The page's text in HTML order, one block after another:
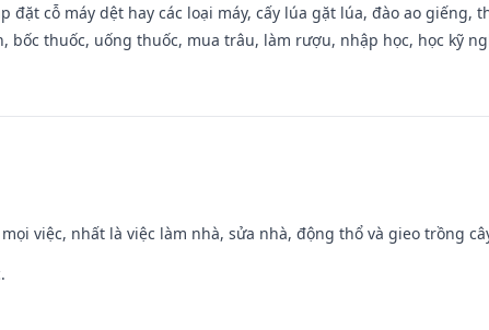
đặt cỗ máy dệt hay các loại máy, cấy lúa gặt lúa, đào ao giếng,
bốc thuốc, uống thuốc, mua trâu, làm rượu, nhập học, học kỹ
việc, nhất là việc làm nhà, sửa nhà, động thổ và gieo trồng